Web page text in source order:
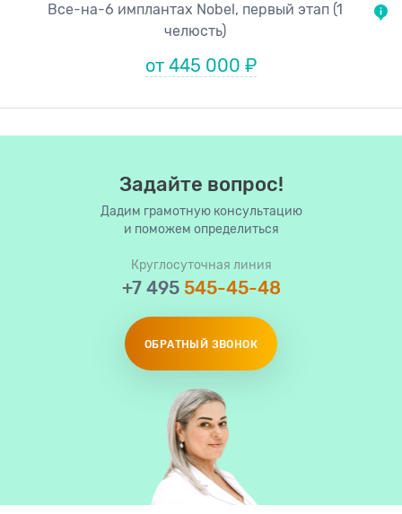
Все-на-6 имплантах Nobel, первый этап (1
челюсть)
от 445 000 ₽
Задайте вопрос!
Дадим грамотную консультацию
и поможем определиться
Круглосуточная линия
+7 495545-45-48
ОБРАТНЫЙ ЗВОНОК